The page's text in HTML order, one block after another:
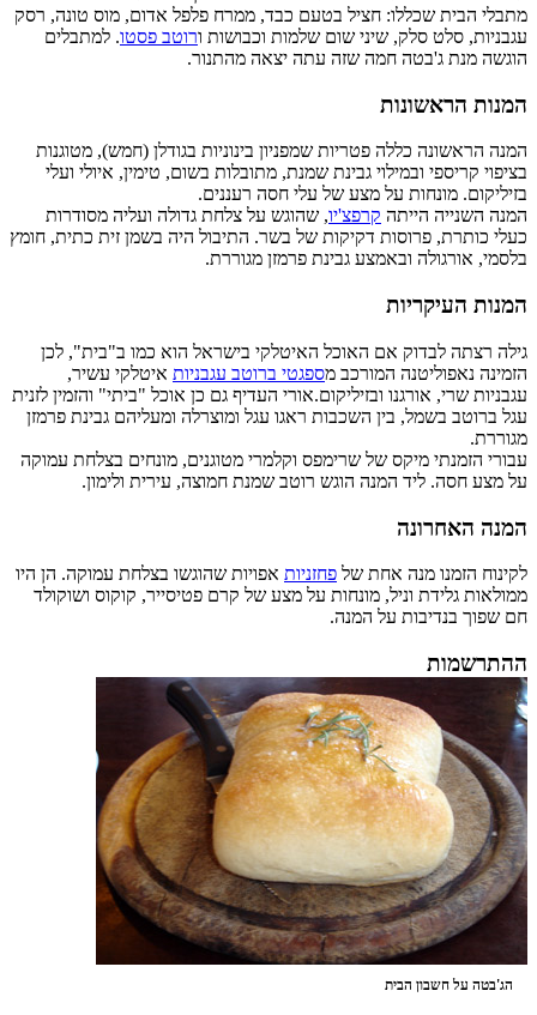
מתבלי הבית שכללו: חציל בטעם כבד, ממרח פלפל אדום, מוס טונה, רסק
עגבניות, סלט סלק, שיני שום שלמות וכבושות ורוטב פסטו. למתבלים
הוגשה מנת ג'בטה חמה שזה עתה יצאה מהתנור.
המנות הראשונות
המנה הראשונה כללה פטריות שמפניון בינוניות בגודלן (חמש), מטוגנות
בציפוי קריספי ובמילוי גבינת שמנת, מתובלות בשום, טימין, איולי ועלי
בזיליקום. מונחות על מצע של עלי חסה רעננים.
המנה השנייה הייתה קרפצ'יו, שהוגש על צלחת גדולה ועליה מסודרות
כעלי כותרת, פרוסות דקיקות של בשר. התיבול היה בשמן זית כתית, חומץ
בלסמי, אורגולה ובאמצע גבינת פרמזן מגוררת.
המנות העיקריות
גילה רצתה לבדוק אם האוכל האיטלקי בישראל הוא כמו ב"בית", לכן
הזמינה נאפוליטנה המורכב מספגטי ברוטב עגבניות איטלקי עשיר,
עגבניות שרי, אורגנו ובזיליקום.אורי העדיף גם כן אוכל "ביתי" והזמין לזנית
עגל ברוטב בשמל, בין השכבות ראגו עגל ומוצרלה ומעליהם גבינת פרמזן
מגוררת.
עבורי הזמנתי מיקס של שרימפס וקלמרי מטוגנים, מונחים בצלחת עמוקה
על מצע חסה. ליד המנה הוגש רוטב שמנת חמוצה, עירית ולימון.
המנה האחרונה
לקינוח הזמנו מנה אחת של פחזניות אפויות שהוגשו בצלחת עמוקה. הן היו
ממולאות גלידת וניל, מונחות על מצע של קרם פטיסייר, קוקוס ושוקולד
חם שפוך בנדיבות על המנה.
ההתרשמות
הג'בטה על חשבון הבית